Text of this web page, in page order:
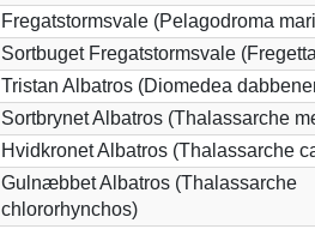
Fregatstormsvale (Pelagodroma
Sortbuget Fregatstormsvale
Tristan Albatros (Diomedea
Sortbrynet Albatros (Thalassarche
Hvidkronet Albatros (Thalassarche
Gulnæbbet Albatros (Thalassarche
chlororhynchos)